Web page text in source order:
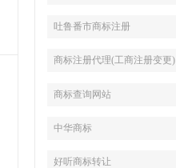
吐鲁番市商标注册
商标注册代理(工商注册变更)
商标查询网站
中华商标
好听商标转让